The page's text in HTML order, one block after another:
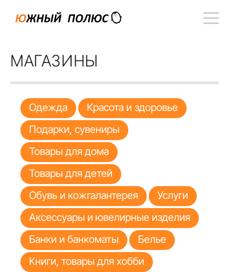
МАГАЗИНЫ
Одежда
Красота и здоровье
Подарки, сувениры
Товары для дома
Товары для детей
Обувь и кожгалантерея
Услуги
Аксессуары и ювелирные изделия
Банки и банкоматы
Белье
Книги, товары для хобби